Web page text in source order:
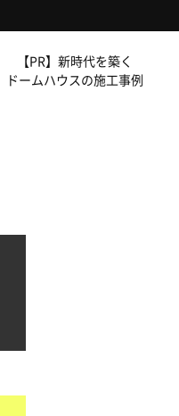
【PR】新時代を築く
ドームハウスの施工事例